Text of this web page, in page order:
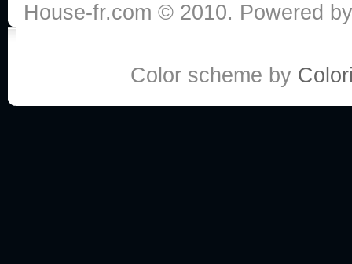
Salut tout le monde ! Je me fais un petit après
House-fr.com © 2010. Powered
Color scheme by